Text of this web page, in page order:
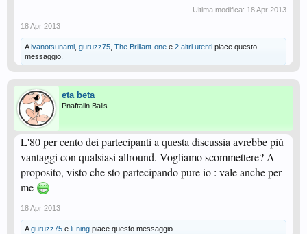
Ultima modifica: 18 Apr 2013
18 Apr 2013
Aivanotsunami guruzz75 The Brillant-one e 2 altri utenti piace questo
messaggio.
eta beta
Pnaftalin Balls
L'80 per cento dei partecipanti a questa discussia avrebbe piú
vantaggi con qualsiasi allround. Vogliamo scommettere? A
proposito, visto che sto partecipando pure io : vale anche per
me
18 Apr 2013
Aguruzz75 e li-ning piace questo messaggio.